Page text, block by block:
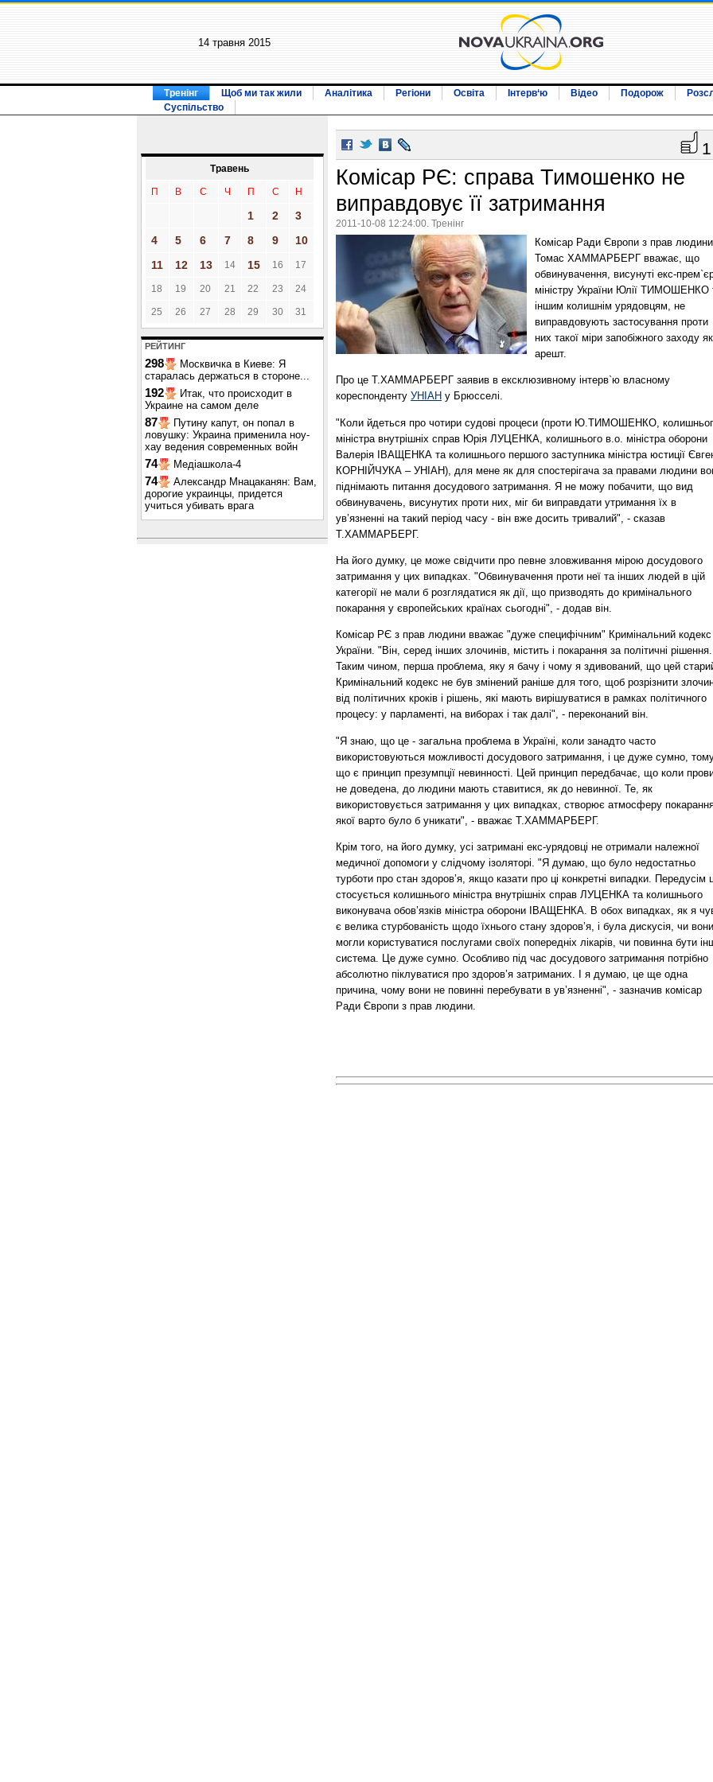
14 травня 2015
Тренінг Щоб ми так жили Аналітика Регіони Освіта Інтерв‘ю Відео Подорож
Суспільство
Травень
П В С Ч П С Н
1 2
3
4
5 6 7 8 9
10
11
12 13 14 15 16 17
18 19 20 21 22 23 24
25 26 27 28 29 30 31
РЕЙТИНГ
298
Москвичка в Киеве: Я
старалась держаться в стороне...
192
Итак, что происходит в
Украине на самом деле
87
Путину капут, он попал в
ловушку: Украина применила ноу-
хау ведения современных войн
74 Медіашкола-4
74
Александр Мнацаканян: Вам,
дорогие украинцы, придется
учиться убивать врага
1
Комісар РЄ: справа Тимошенко не
виправдовує її затримання
2011-10-08 12:24:00. Тренінг
Комісар Ради Європи з прав людини
Томас ХАММАРБЕРГ вважає, що
обвинувачення, висунуті екс-
міністру України Юлії ТИМОШЕНКО
іншим колишнім урядовцям, не
виправдовують застосування проти
них такої міри запобіжного заходу як
арешт.
Про це Т.ХАММАРБЕРГ заявив в ексклюзивному інтерв`ю власному
кореспонденту УНІАН у Брюсселі.
"Коли йдеться про чотири судові процеси (проти Ю.ТИМОШЕНКО,
міністра внутрішніх справ Юрія ЛУЦЕНКА, колишнього в.о. міністра оборони
Валерія ІВАЩЕНКА та колишнього першого заступника міністра юстиції
КОРНІЙЧУКА – УНІАН), для мене як для спостерігача за правами людини
піднімають питання досудового затримання. Я не можу побачити, що вид
обвинувачень, висунутих проти них, міг би виправдати утримання їх в
ув’язненні на такий період часу - він вже досить тривалий", - сказав
Т.ХАММАРБЕРГ.
На його думку, це може свідчити про певне зловживання мірою досудового
затримання у цих випадках. "Обвинувачення проти неї та інших людей в цій
категорії не мали б розглядатися як дії, що призводять до кримінального
покарання у європейських країнах сьогодні", - додав він.
Комісар РЄ з прав людини вважає "дуже специфічним" Кримінальний кодекс
України. "Він, серед інших злочинів, містить і покарання за політичні рішення.
Таким чином, перша проблема, яку я бачу і чому я здивований, що цей
Кримінальний кодекс не був змінений раніше для того, щоб розрізнити
від політичних кроків і рішень, які мають вирішуватися в рамках політичного
процесу: у парламенті, на виборах і так далі", - переконаний він.
"Я знаю, що це - загальна проблема в Україні, коли занадто часто
використовуються можливості досудового затримання, і це дуже сумно,
що є принцип презумпції невинності. Цей принцип передбачає, що коли
не доведена, до людини мають ставитися, як до невинної. Те, як
використовується затримання у цих випадках, створює атмосферу
якої варто було б уникати", - вважає Т.ХАММАРБЕРГ.
Крім того, на його думку, усі затримані екс-урядовці не отримали належної
медичної допомоги у слідчому ізоляторі. "Я думаю, що було недостатньо
турботи про стан здоров’я, якщо казати про ці конкретні випадки. Передусім
стосується колишнього міністра внутрішніх справ ЛУЦЕНКА та колишнього
виконувача обов’язків міністра оборони ІВАЩЕНКА. В обох випадках, як я
є велика стурбованість щодо їхнього стану здоров’я, і була дискусія, чи вони
могли користуватися послугами своїх попередніх лікарів, чи повинна бути
система. Це дуже сумно. Особливо під час досудового затримання потрібно
абсолютно піклуватися про здоров’я затриманих. І я думаю, це ще одна
причина, чому вони не повинні перебувати в ув’язненні", - зазначив комісар
Ради Європи з прав людини.